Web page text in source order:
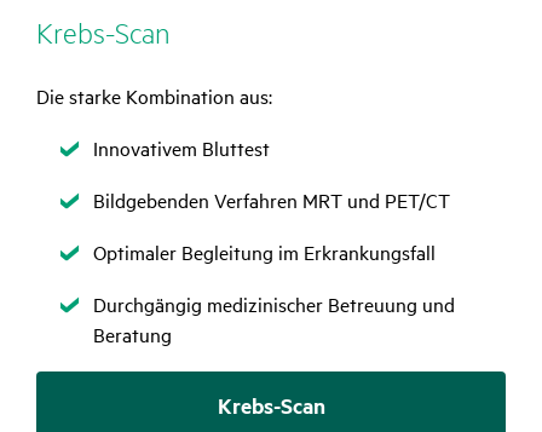
Krebs-Scan
Die starke Kombination aus:
Zutreffend
Innovativem Bluttest
Zutreffend
Bildgebenden Verfahren MRT und PET/CT
Zutreffend
Optimaler Begleitung im Erkrankungsfall
Zutreffend
Durchgängig medizinischer Betreuung und
Beratung
Krebs-Scan